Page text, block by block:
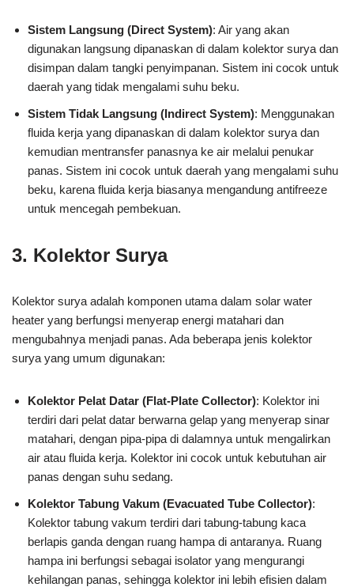
Sistem Langsung (Direct System): Air yang akan
digunakan langsung dipanaskan di dalam kolektor surya dan
disimpan dalam tangki penyimpanan. Sistem ini cocok untuk
daerah yang tidak mengalami suhu beku.
Sistem Tidak Langsung (Indirect System): Menggunakan
fluida kerja yang dipanaskan di dalam kolektor surya dan
kemudian mentransfer panasnya ke air melalui penukar
panas. Sistem ini cocok untuk daerah yang mengalami suhu
beku, karena fluida kerja biasanya mengandung antifreeze
untuk mencegah pembekuan.
3. Kolektor Surya
Kolektor surya adalah komponen utama dalam solar water
heater yang berfungsi menyerap energi matahari dan
mengubahnya menjadi panas. Ada beberapa jenis kolektor
surya yang umum digunakan:
Kolektor Pelat Datar (Flat-Plate Collector): Kolektor ini
terdiri dari pelat datar berwarna gelap yang menyerap sinar
matahari, dengan pipa-pipa di dalamnya untuk mengalirkan
air atau fluida kerja. Kolektor ini cocok untuk kebutuhan air
panas dengan suhu sedang.
Kolektor Tabung Vakum (Evacuated Tube Collector):
Kolektor tabung vakum terdiri dari tabung-tabung kaca
berlapis ganda dengan ruang hampa di antaranya. Ruang
hampa ini berfungsi sebagai isolator yang mengurangi
kehilangan panas, sehingga kolektor ini lebih efisien dalam